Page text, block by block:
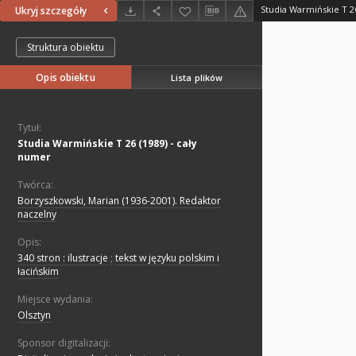
Ukryj szczegóły Studia Warmińskie T
Struktura obiektu
Opis obiektu Lista plików
Tytuł:
Studia Warmińskie T 26 (1989) - cały
numer
Twórca:
Borzyszkowski, Marian (1936-2001). Redaktor
naczelny
Opis:
340 stron : ilustracje ; tekst w języku polskim i
łacińskim
Miejsce wydania:
Olsztyn
Sponsor digitalizacji: